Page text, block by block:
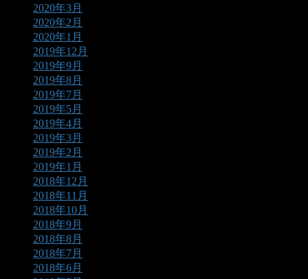
2020年3月
2020年2月
2020年1月
2019年12月
2019年9月
2019年8月
2019年7月
2019年5月
2019年4月
2019年3月
2019年2月
2019年1月
2018年12月
2018年11月
2018年10月
2018年9月
2018年8月
2018年7月
2018年6月